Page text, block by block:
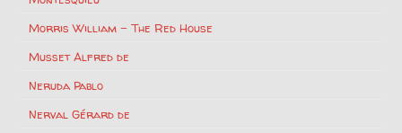
Morris William – The Red House
Musset Alfred de
Neruda Pablo
Nerval Gérard de